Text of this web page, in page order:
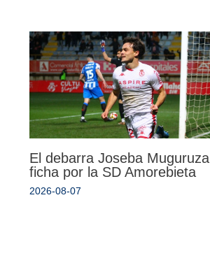
El debarra Joseba Muguruza
ficha por la SD Amorebieta
2026-08-07